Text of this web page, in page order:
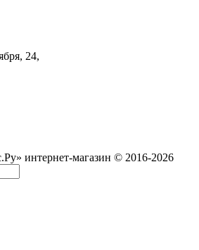
24,
интернет-магазин © 2016-2026